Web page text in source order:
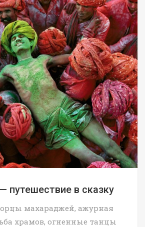
путешествие в сказку
махараджей, ажурная
храмов, огненные танцы